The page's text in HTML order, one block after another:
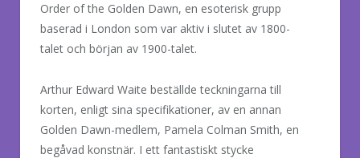
Order of the Golden Dawn, en esoterisk grupp
baserad i London som var aktiv i slutet av 1800-
talet och början av 1900-talet.
Arthur Edward Waite beställde teckningarna till
korten, enligt sina specifikationer, av en annan
Golden Dawn-medlem, Pamela Colman Smith, en
begåvad konstnär. I ett fantastiskt stycke